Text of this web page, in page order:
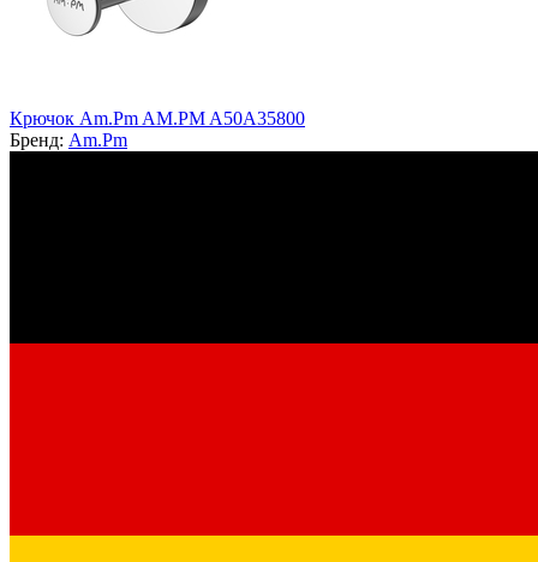
Крючок Am.Pm AM.PM A50A35800
Бренд: Am.Pm